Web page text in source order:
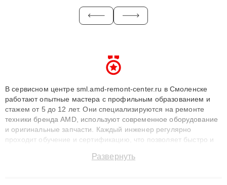
В сервисном центре sml.amd-remont-center.ru в Смоленске
работают опытные мастера с профильным образованием и
стажем от 5 до 12 лет. Они специализируются на ремонте
техники бренда AMD, используют современное оборудование
и оригинальные запчасти. Каждый инженер регулярно
проходит обучение и сертификацию, что позволяет быстро и
сохранением гарантии до 3 лет. Наши мастера решают
Развернуть